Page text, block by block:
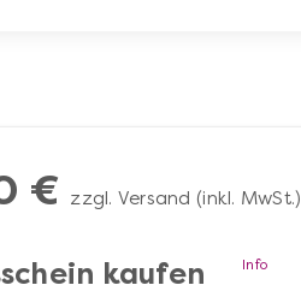
€ zzgl. Versand (inkl. MwSt.)
kaufen Info